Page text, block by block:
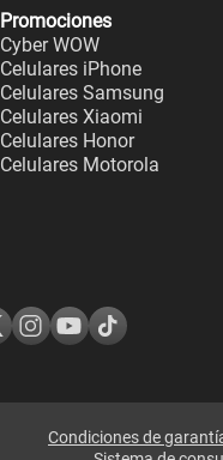
Promociones
Cyber WOW
Celulares iPhone
Celulares Samsung
Celulares Xiaomi
Celulares Honor
Celulares Motorola
Condiciones de